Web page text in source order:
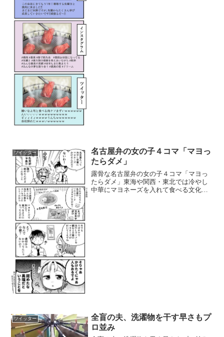
ツイッター
名古屋弁の女の子４コマ「マヨっ
たらダメ」
露骨な名古屋弁の女の子４コマ「マヨっ
たらダメ」東海や関西・東北では冷やし
中華にマヨネーズを入れて食べる文化が
ツイッター
全盲の夫、洗濯物を干す早さもプ
ロ並み